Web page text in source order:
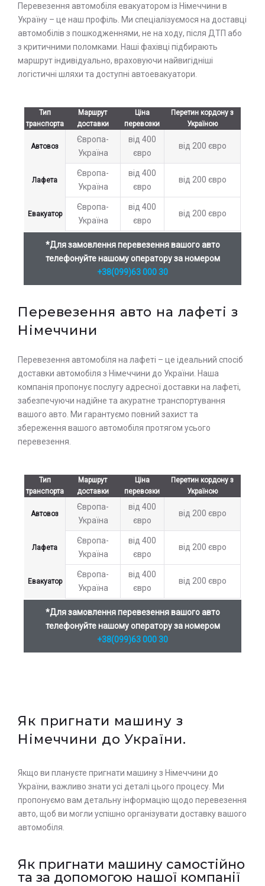
Перевезення автомобіля евакуатором із Німеччини в
Україну – це наш профіль. Ми спеціалізуємося на доставці
автомобілів з пошкодженнями, не на ходу, після ДТП або
з критичними поломками. Наші фахівці підбирають
маршрут індивідуально, враховуючи найвигідніші
логістичні шляхи та доступні автоевакуатори.
Тип
транспорта
Маршрут
доставки
Ціна
перевозки
Перетин кордону з
Україною
Автовоз
Європа-
Україна
від 400
євро
від 200 євро
Лафета
Європа-
Україна
від 400
євро
від 200 євро
Евакуатор
Європа-
Україна
від 400
євро
від 200 євро
*Для замовлення перевезення вашого авто
телефонуйте нашому оператору за номером
+38(099)63 000 30
Перевезення авто на лафеті з
Німеччини
Перевезення автомобіля на лафеті – це ідеальний спосіб
доставки автомобіля з Німеччини до України. Наша
компанія пропонує послугу адресної доставки на лафеті,
забезпечуючи надійне та акуратне транспортування
вашого авто. Ми гарантуємо повний захист та
збереження вашого автомобіля протягом усього
перевезення.
Тип
транспорта
Маршрут
доставки
Ціна
перевозки
Перетин кордону з
Україною
Автовоз
Європа-
Україна
від 400
євро
від 200 євро
Лафета
Європа-
Україна
від 400
євро
від 200 євро
Евакуатор
Європа-
Україна
від 400
євро
від 200 євро
*Для замовлення перевезення вашого авто
телефонуйте нашому оператору за номером
+38(099)63 000 30
Як пригнати машину з
Німеччини до України.
Якщо ви плануєте пригнати машину з Німеччини до
України, важливо знати усі деталі цього процесу. Ми
пропонуємо вам детальну інформацію щодо перевезення
авто, щоб ви могли успішно організувати доставку вашого
автомобіля.
Як пригнати машину самостійно
та за допомогою нашої компанії
Оставьте заявку на просчет
Залиште заявку на прорахунок